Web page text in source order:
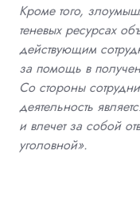
Кроме того,
теневых ресурсах
действующим
за помощь в
Со стороны
деятельность
и влечет за собой
уголовной».